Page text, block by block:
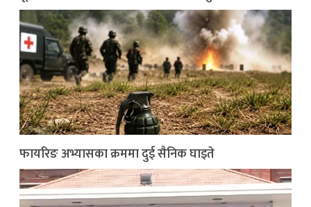
फायरिङ अभ्यासका क्रममा दुई सैनिक घाइते